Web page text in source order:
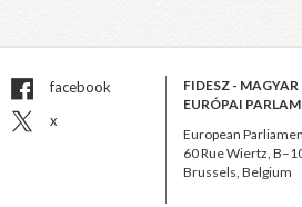
facebook
x
FIDESZ -
EURÓPAI
European
60 Rue Wiertz,
Brussels, Belgium